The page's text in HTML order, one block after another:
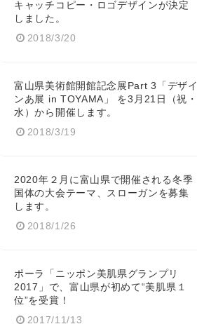
キャッチコピー・ロゴデザインが決定
しました。
2018/3/20
富山県美術館開館記念展Part 3「デザイ
ンあ展 in TOYAMA」 を3月21日（祝・
水）から開催します。
2018/3/19
2020年２月に富山県で開催される冬季
国体の大会テーマ、スローガンを募集
します。
2018/1/26
ポーラ「ニッポン美肌県グランプリ
2017」で、富山県が初めて“美肌県１
位”を受賞！
2017/11/13
Japanese
English